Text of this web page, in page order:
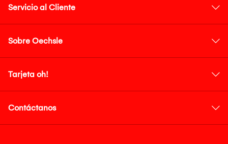
Servicio al Cliente
Sobre Oechsle
Tarjeta oh!
Contáctanos